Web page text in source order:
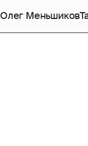
Олег Меньшиков